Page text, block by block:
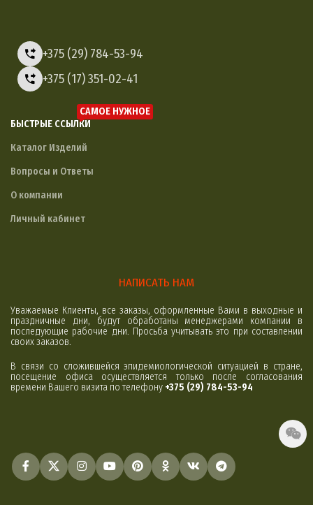
+375 (29) 784-53-94
+375 (17) 351-02-41
БЫСТРЫЕ ССЫЛКИ
САМОЕ НУЖНОЕ
Каталог Изделий
Вопросы и Ответы
О компании
Личный кабинет
НАПИСАТЬ НАМ
Уважаемые Клиенты, все заказы, оформленные Вами в выходные и
праздничные дни, будут обработаны менеджерами компании в
последующие рабочие дни. Просьба учитывать это при составлении
своих заказов.
В связи со сложившейся эпидемиологической ситуацией в стране,
посещение офиса осуществляется только после согласования
времени Вашего визита по телефону +375 (29) 784-53-94